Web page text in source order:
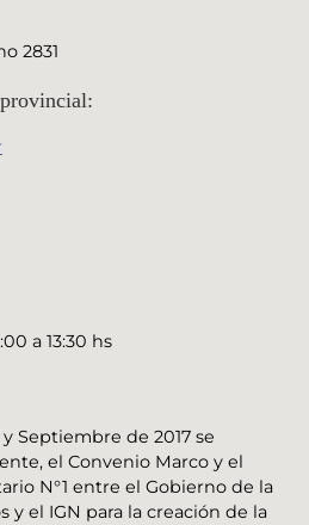
2831
a 13:30 hs
Septiembre de 2017 se
el Convenio Marco y el
N°1 entre el Gobierno de la
y el IGN para la creación de la